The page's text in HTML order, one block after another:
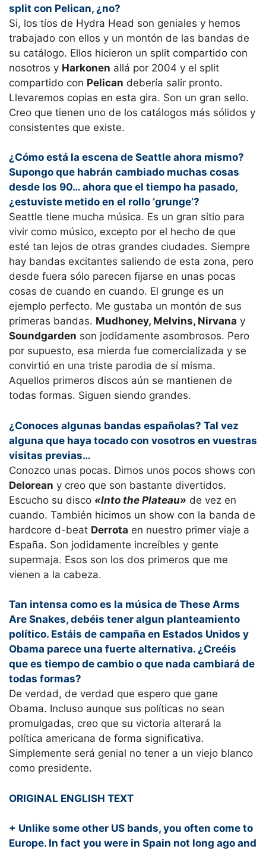
split con Pelican, ¿no?
Si, los tíos de Hydra Head son geniales y hemos
trabajado con ellos y un montón de las bandas de
su catálogo. Ellos hicieron un split compartido con
nosotros y Harkonen allá por 2004 y el split
compartido con Pelican debería salir pronto.
Llevaremos copias en esta gira. Son un gran sello.
Creo que tienen uno de los catálogos más sólidos y
consistentes que existe.
¿Cómo está la escena de Seattle ahora mismo?
Supongo que habrán cambiado muchas cosas
desde los 90… ahora que el tiempo ha pasado,
¿estuviste metido en el rollo ‘grunge’?
Seattle tiene mucha música. Es un gran sitio para
vivir como músico, excepto por el hecho de que
esté tan lejos de otras grandes ciudades. Siempre
hay bandas excitantes saliendo de esta zona, pero
desde fuera sólo parecen fijarse en unas pocas
cosas de cuando en cuando. El grunge es un
ejemplo perfecto. Me gustaba un montón de sus
primeras bandas. Mudhoney, Melvins, Nirvana y
Soundgarden son jodidamente asombrosos. Pero
por supuesto, esa mierda fue comercializada y se
convirtió en una triste parodia de sí misma.
Aquellos primeros discos aún se mantienen de
todas formas. Siguen siendo grandes.
¿Conoces algunas bandas españolas? Tal vez
alguna que haya tocado con vosotros en vuestras
visitas previas…
Conozco unas pocas. Dimos unos pocos shows con
Delorean y creo que son bastante divertidos.
Escucho su disco «Into the Plateau» de vez en
cuando. También hicimos un show con la banda de
hardcore d-beat Derrota en nuestro primer viaje a
España. Son jodidamente increíbles y gente
supermaja. Esos son los dos primeros que me
vienen a la cabeza.
Tan intensa como es la música de These Arms
Are Snakes, debéis tener algun planteamiento
político. Estáis de campaña en Estados Unidos y
Obama parece una fuerte alternativa. ¿Creéis
que es tiempo de cambio o que nada cambiará de
todas formas?
De verdad, de verdad que espero que gane
Obama. Incluso aunque sus políticas no sean
promulgadas, creo que su victoria alterará la
política americana de forma significativa.
Simplemente será genial no tener a un viejo blanco
como presidente.
ORIGINAL ENGLISH TEXT
+ Unlike some other US bands, you often come to
Europe. In fact you were in Spain not long ago and